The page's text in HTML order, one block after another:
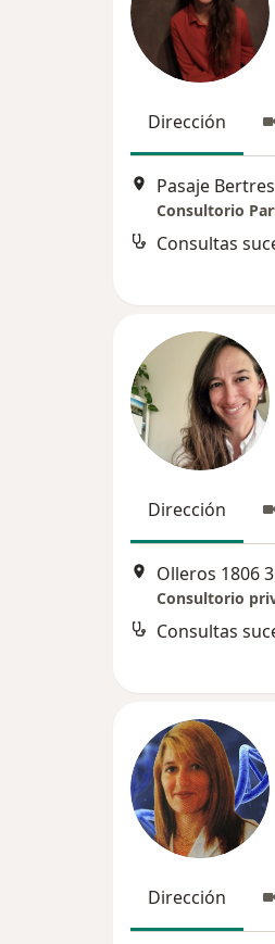
Dirección
Consultorio
Consultas
Dirección
Olleros 1806
Consultorio
Consultas
Dirección